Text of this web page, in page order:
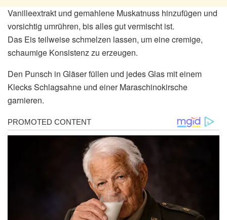
Vanilleextrakt und gemahlene Muskatnuss hinzufügen und
vorsichtig umrühren, bis alles gut vermischt ist.
Das Eis teilweise schmelzen lassen, um eine cremige,
schaumige Konsistenz zu erzeugen.
Den Punsch in Gläser füllen und jedes Glas mit einem
Klecks Schlagsahne und einer Maraschinokirsche
garnieren.